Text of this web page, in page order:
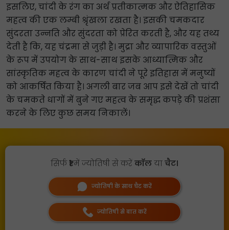
इसलिए, चांदी के रंग का अर्थ प्रतीकात्मक और ऐतिहासिक
महत्व की एक लम्बी श्रृंखला रखता है। इसकी चमकदार
सुंदरता उन्नति और सुंदरता को प्रेरित करती है, और यह तथ्य
देती है कि, यह चंद्रमा से जुड़ी है। मुद्रा और व्यापारिक वस्तुओं
के रूप में उपयोग के साथ-साथ इसके आध्यात्मिक और
सांस्कृतिक महत्व के कारण चांदी ने पूरे इतिहास में मनुष्यों
को आकर्षित किया है। अगली बार जब आप इसे देखें तो चांदी
के चमकते धागों में बुने गए महत्व के समृद्ध कपड़े की प्रशंसा
करने के लिए कुछ समय निकालें।
सिर्फ₹1में ज्योतिषी से करेंकॉलयाचैट।
ज्योतिषी के साथ चैट करें
ज्योतिषी से बात करें